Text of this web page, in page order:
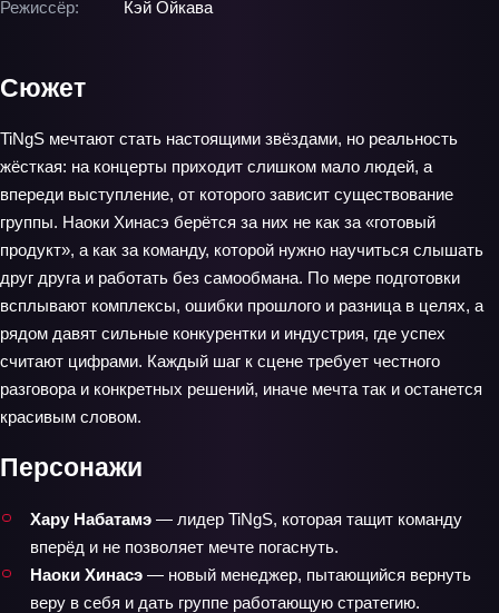
Режиссёр: Кэй Ойкава
Сюжет
TiNgS мечтают стать настоящими звёздами, но реальность
жёсткая: на концерты приходит слишком мало людей, а
впереди выступление, от которого зависит существование
группы. Наоки Хинасэ берётся за них не как за «готовый
продукт», а как за команду, которой нужно научиться слышать
друг друга и работать без самообмана. По мере подготовки
всплывают комплексы, ошибки прошлого и разница в целях, а
рядом давят сильные конкурентки и индустрия, где успех
считают цифрами. Каждый шаг к сцене требует честного
разговора и конкретных решений, иначе мечта так и останется
красивым словом.
Персонажи
Хару Набатамэ — лидер TiNgS, которая тащит команду
вперёд и не позволяет мечте погаснуть.
Наоки Хинасэ — новый менеджер, пытающийся вернуть
веру в себя и дать группе работающую стратегию.